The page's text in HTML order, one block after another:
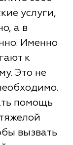
услуги,
а в
Именно
к
Это не
помощь
вызвать